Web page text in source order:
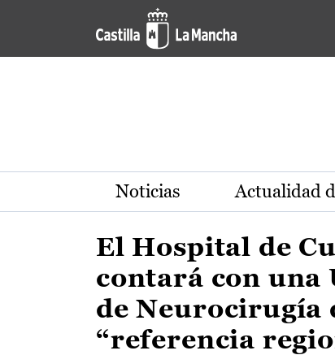
Pasar al contenido principal
Actualidad de la región
Noticias Actualidad
El Hospital de
contará con una
de Neurocirugía
“referencia